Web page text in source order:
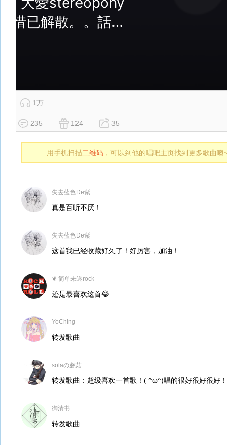
1万
235 124 35
用手机扫描二维码 ，可以到他的唱吧主页找到更多歌曲噢
失去蓝色De紫
真是百听不厌！
失去蓝色De紫
这首我已经收藏好久了！好厉害，加油！
❦ 简单未遂rock
还是最喜欢这首😂
YoChIng
转发歌曲
solaの蘑菇
转发歌曲：超级喜欢一首歌！( ^ω^)唱的很好很好很好！
御清书
转发歌曲